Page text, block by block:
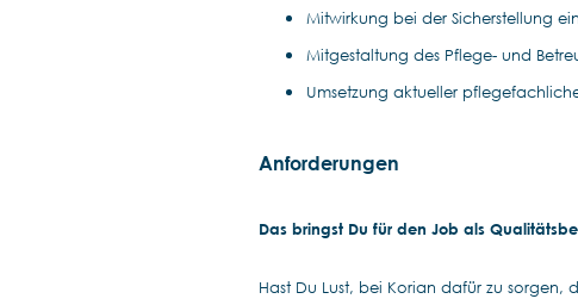
Mitwirkung bei der Sicherstellung
Mitgestaltung des Pflege- und
Umsetzung aktueller
Anforderungen
Das bringst Du für den Job als
Hast Du Lust, bei Korian dafür zu sorgen,